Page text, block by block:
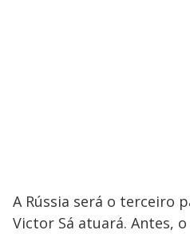
A Rússia será o terceiro
Victor Sá atuará. Antes,